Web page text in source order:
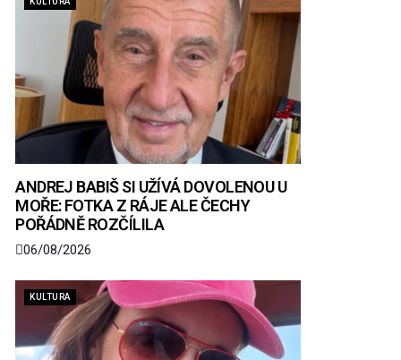
ANDREJ BABIŠ SI UŽÍVÁ DOVOLENOU U
MOŘE: FOTKA Z RÁJE ALE ČECHY
POŘÁDNĚ ROZČÍLILA
06/08/2026
KULTURA